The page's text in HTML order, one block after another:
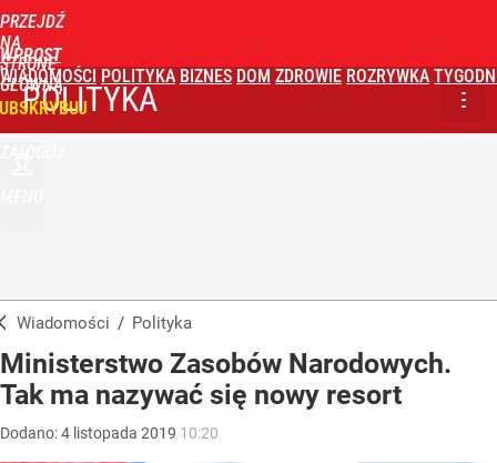
PRZEJDŹ
NA
STRONĘ
GŁÓWNĄ
WPROST
WIADOMOŚCI POLITYKA BIZNES DOM ZDROWIE ROZRYWKA
POLITYKA
Wiadomości / Polityka
Ministerstwo Zasobów Narodowych.
Tak ma nazywać się nowy resort
Dodano:4 listopada 2019 10:20